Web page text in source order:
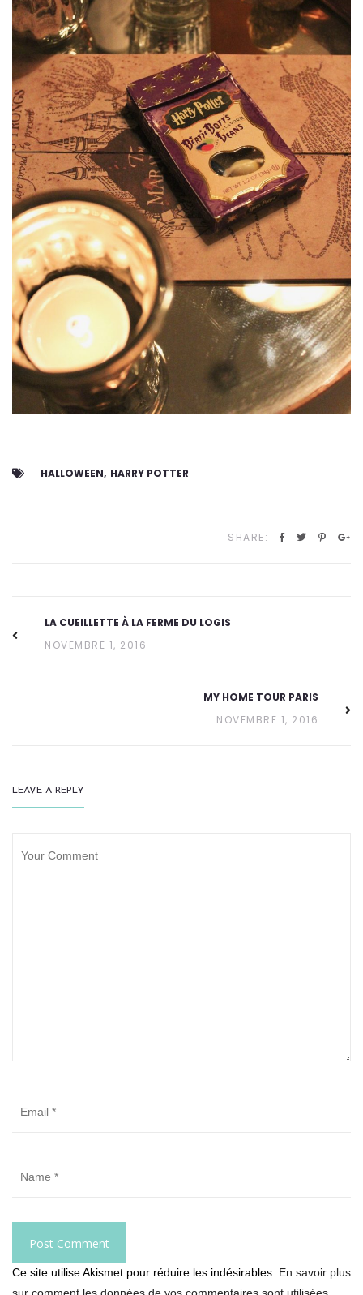
HALLOWEEN HARRY POTTER
SHARE:
LA CUEILLETTE À LA FERME DU LOGIS
NOVEMBRE 1, 2016
MY HOME TOUR PARIS
NOVEMBRE 1, 2016
LEAVE A REPLY
Ce site utilise Akismet pour réduire les indésirables. En savoir plus